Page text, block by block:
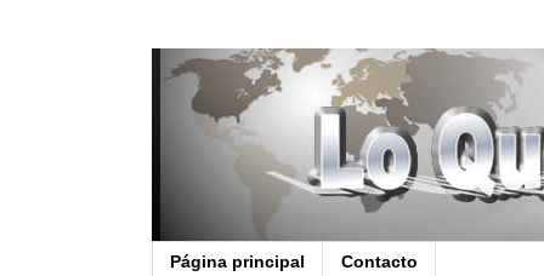
Página principal Contacto